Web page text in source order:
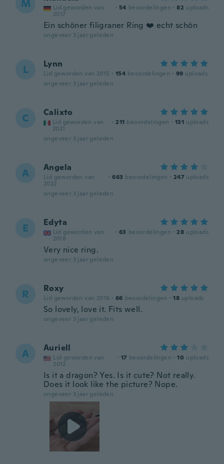
M
Lid geworden van
2017
· 54 beoordelingen · 82 uploads
Ein schöner filigraner Ring ❤️ echt schön
ongeveer 3 jaar geleden
L Lynn
Lid geworden van 2015 · 154 beoordelingen · 99 uploads
ongeveer 3 jaar geleden
C Calixto
Lid geworden van
2021
· 211 beoordelingen · 131 uploads
ongeveer 3 jaar geleden
A Angela
Lid geworden van
2022
· 663 beoordelingen · 247 uploads
ongeveer 3 jaar geleden
E Edyta
Lid geworden van
2018
· 63 beoordelingen · 28 uploads
Very nice ring.
ongeveer 3 jaar geleden
R Roxy
Lid geworden van 2016 · 66 beoordelingen · 18 uploads
So lovely, love it. Fits well.
ongeveer 3 jaar geleden
A Auriell
Lid geworden van
2012
· 17 beoordelingen · 10 uploads
Is it a dragon? Yes. Is it cute? Not really.
Does it look like the picture? Nope.
ongeveer 3 jaar geleden